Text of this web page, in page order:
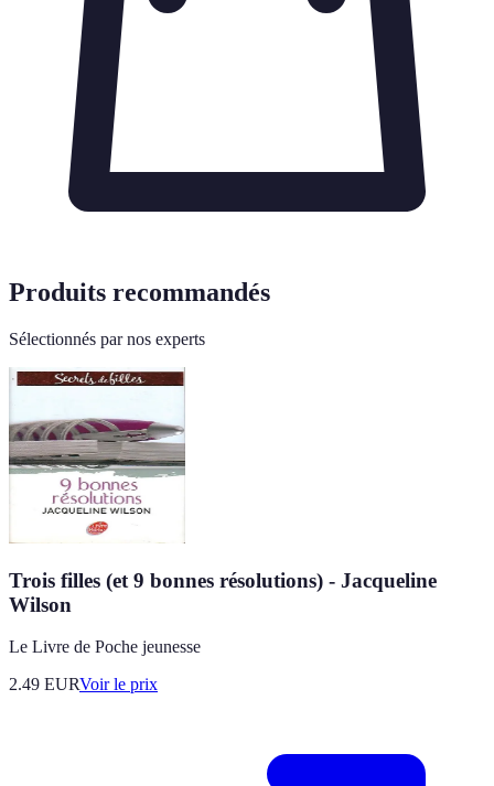
Produits recommandés
Sélectionnés par nos experts
Trois filles (et 9 bonnes résolutions) - Jacqueline
Wilson
Le Livre de Poche jeunesse
2.49 EURVoir le prix